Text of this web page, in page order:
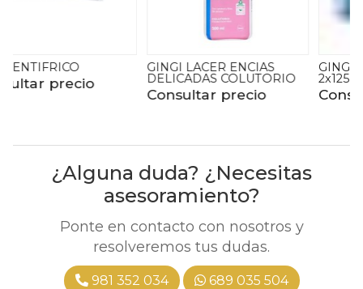
GINGI LACER ENCIAS
DELICADAS COLUTORIO
Consultar precio
GINGI LACER PASTA
2x125ML
Consultar precio
¿Alguna duda? ¿Necesitas
asesoramiento?
Ponte en contacto con nosotros y
resolveremos tus dudas.
981 352 034 689 035 504